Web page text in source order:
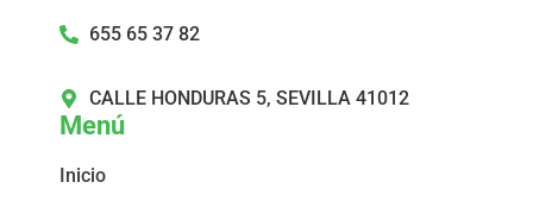
Menú
Inicio
655 65 37 82
CALLE HONDURAS 5, SEVILLA 41012